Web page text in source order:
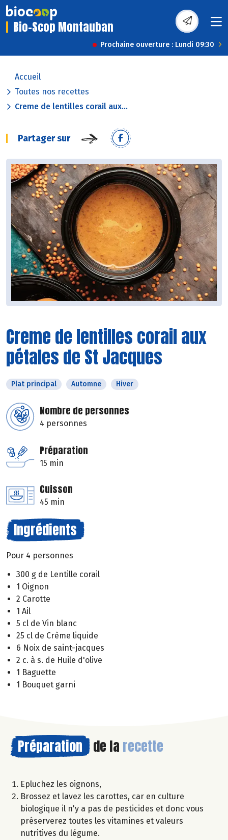
Bio-Scop Montauban
Prochaine ouverture : Lundi 09:30
Accueil
Toutes nos recettes
Creme de lentilles corail aux...
Partager sur
Creme de lentilles corail aux
pétales de St Jacques
Plat principal Automne Hiver
Nombre de personnes
4 personnes
Préparation
15 min
Cuisson
45 min
Ingrédients
Pour 4 personnes
300 g de Lentille corail
1 Oignon
2 Carotte
1 Ail
5 cl de Vin blanc
25 cl de Crème liquide
6 Noix de saint-jacques
2 c. à s. de Huile d'olive
1 Baguette
1 Bouquet garni
Préparation de la recette
Epluchez les oignons,
Brossez et lavez les carottes, car en culture
biologique il n'y a pas de pesticides et donc vous
préserverez toutes les vitamines et valeurs
nutritives du légume.